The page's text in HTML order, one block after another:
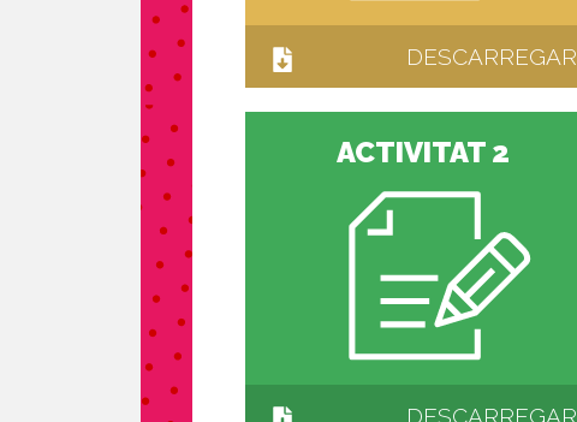
DESCARREGAR
ACTIVITAT 2
DESCARREGAR